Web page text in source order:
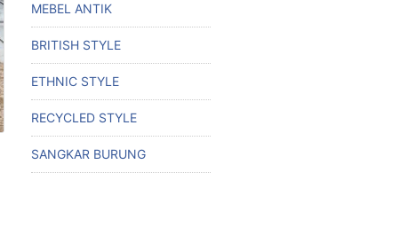
MEBEL ANTIK
BRITISH STYLE
ETHNIC STYLE
RECYCLED STYLE
SANGKAR BURUNG